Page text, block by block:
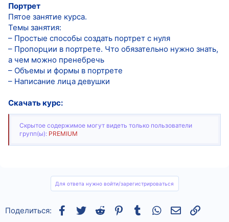
Портрет
Пятое занятие курса.
Темы занятия:
– Простые способы создать портрет с нуля
– Пропорции в портрете. Что обязательно нужно знать,
а чем можно пренебречь
– Объемы и формы в портрете
– Написание лица девушки
Скачать курс:
Скрытое содержимое могут видеть только пользователи
групп(ы): PREMIUM
Для ответа нужно войти/зарегистрироваться
Поделиться: Facebook
TwitterReddit Pinterest
Tumblr WhatsAppСсылка